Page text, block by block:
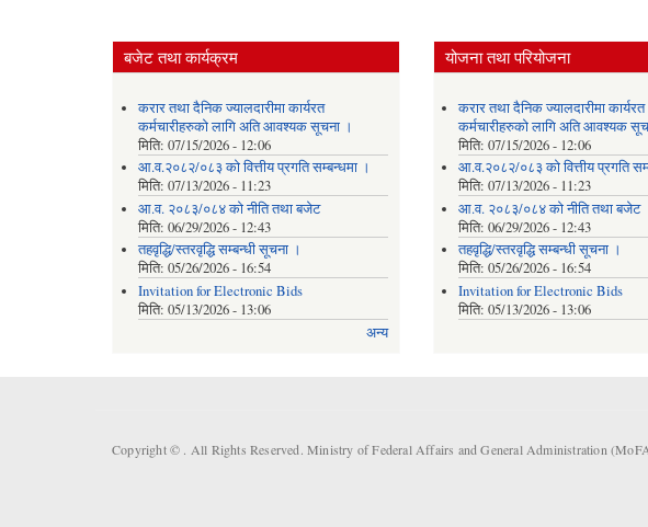
बजेट तथा कार्यक्रम
करार तथा दैनिक ज्यालदारीमा कार्यरत
कर्मचारीहरुको लागि अति आवश्यक सूचना ।
मिति: 07/15/2026 - 12:06
आ.व.२०८२/०८३ को वित्तीय प्रगति सम्बन्धमा ।
मिति: 07/13/2026 - 11:23
आ.व. २०८३/०८४ को नीति तथा बजेट
मिति: 06/29/2026 - 12:43
तहवृद्धि/स्तरवृद्धि सम्बन्धी सूचना ।
मिति: 05/26/2026 - 16:54
Invitation for Electronic Bids
मिति: 05/13/2026 - 13:06
अन्य
योजना तथा परियोजना
करार तथा दैनिक ज्यालदारीमा कार्यरत
कर्मचारीहरुको लागि अति आवश्यक
मिति:07/15/2026 - 12:06
आ.व.२०८२/०८३ को वित्तीय प्रगति
मिति:07/13/2026 - 11:23
आ.व. २०८३/०८४ को नीति तथा बजेट
मिति:06/29/2026 - 12:43
तहवृद्धि/स्तरवृद्धि सम्बन्धी सूचना ।
मिति:05/26/2026 - 16:54
Invitation for Electronic Bids
मिति:05/13/2026 - 13:06
Copyright © . All Rights Reserved. Ministry of Federal Affairs and General Administration